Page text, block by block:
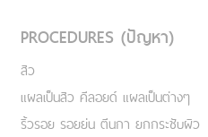
PROCEDURES (ปัญหา)
สิว
แผลเป็นสิว คีลอยด์ แผลเป็นต่างๆ
ริ้วรอย รอยย่น ตีนกา ยกกระชับผิว